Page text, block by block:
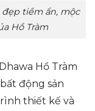
đẹp tiềm ẩn, mộc
Hồ Tràm
Hồ Tràm
động sản
thiết kế và